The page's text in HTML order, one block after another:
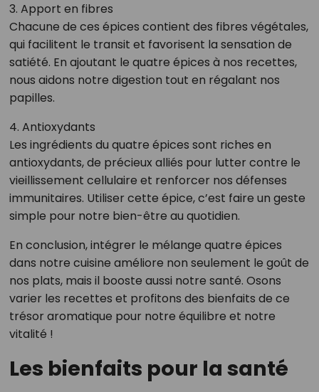
3. Apport en fibres
Chacune de ces épices contient des fibres végétales,
qui facilitent le transit et favorisent la sensation de
satiété. En ajoutant le quatre épices à nos recettes,
nous aidons notre digestion tout en régalant nos
papilles.
4. Antioxydants
Les ingrédients du quatre épices sont riches en
antioxydants, de précieux alliés pour lutter contre le
vieillissement cellulaire et renforcer nos défenses
immunitaires. Utiliser cette épice, c’est faire un geste
simple pour notre bien-être au quotidien.
En conclusion, intégrer le mélange quatre épices
dans notre cuisine améliore non seulement le goût de
nos plats, mais il booste aussi notre santé. Osons
varier les recettes et profitons des bienfaits de ce
trésor aromatique pour notre équilibre et notre
vitalité !
Les bienfaits pour la santé